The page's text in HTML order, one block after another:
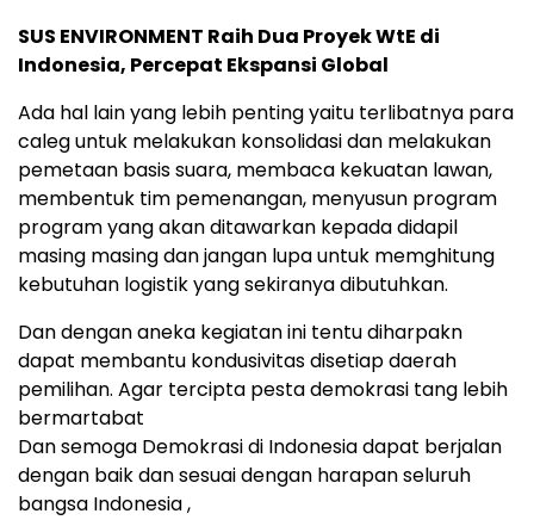
SUS ENVIRONMENT Raih Dua Proyek WtE di
Indonesia, Percepat Ekspansi Global
Ada hal lain yang lebih penting yaitu terlibatnya para
caleg untuk melakukan konsolidasi dan melakukan
pemetaan basis suara, membaca kekuatan lawan,
membentuk tim pemenangan, menyusun program
program yang akan ditawarkan kepada didapil
masing masing dan jangan lupa untuk memghitung
kebutuhan logistik yang sekiranya dibutuhkan.
Dan dengan aneka kegiatan ini tentu diharpakn
dapat membantu kondusivitas disetiap daerah
pemilihan. Agar tercipta pesta demokrasi tang lebih
bermartabat
Dan semoga Demokrasi di Indonesia dapat berjalan
dengan baik dan sesuai dengan harapan seluruh
bangsa Indonesia ,